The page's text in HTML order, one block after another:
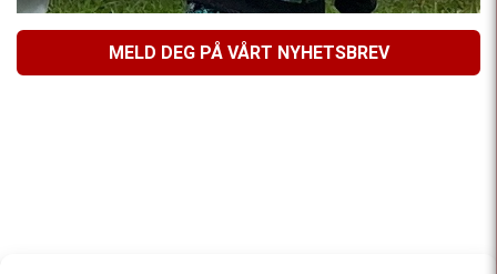
MELD DEG PÅ VÅRT NYHETSBREV